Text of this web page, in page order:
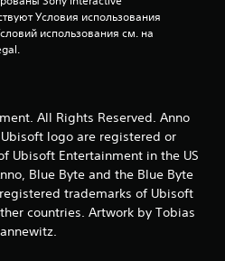
и
о
ц
е
н
Условия использования
использования см. на
All Rights Reserved. Anno
logo are registered or
Ubisoft Entertainment in the US
Blue Byte and the Blue Byte
trademarks of Ubisoft
countries. Artwork by Tobias